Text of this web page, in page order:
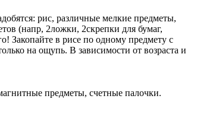
рис, различные мелкие предметы,
(напр, 2ложки, 2скрепки для бумаг,
Закопайте в рисе по одному предмету с
на ощупь. В зависимости от возраста и
предметы, счетные палочки.